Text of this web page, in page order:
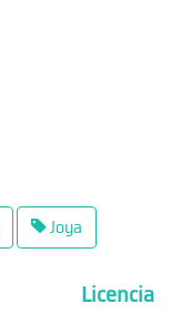
Joya
Licencia